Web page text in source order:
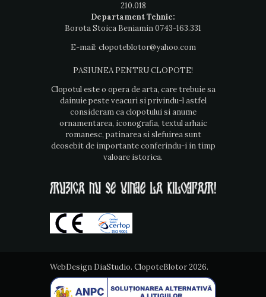
210.018
Departament Tehnic:
Borota Stoica Beniamin0743-163.331
E-mail: clopoteblotor@yahoo.com
PASIUNEA PENTRU CLOPOTE!
Clopotul este o opera de arta, care trebuie sa
dainuie peste veacuri si privindu-l astfel
consideram ca clopotului si anume
ornamentarea, iconografia, textul arhaic
romanesc, patinarea si slefuirea sunt
deosebit de importante conferindu-i in timp
valoare istorica.
WebDesign DiaStudio. ClopoteBlotor 2026.